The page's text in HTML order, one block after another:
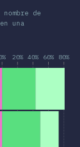
de
una
20% 40% 60% 80%